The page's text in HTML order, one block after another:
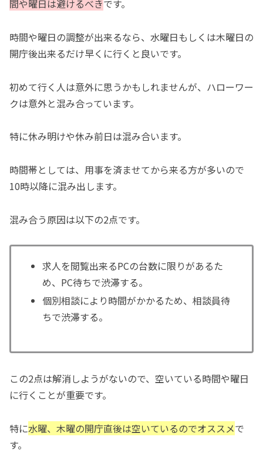
間や曜日は避けるべきです。
時間や曜日の調整が出来るなら、水曜日もしくは木曜日の
開庁後出来るだけ早くに行くと良いです。
初めて行く人は意外に思うかもしれませんが、ハローワー
クは意外と混み合っています。
特に休み明けや休み前日は混み合います。
時間帯としては、用事を済ませてから来る方が多いので
10時以降に混み出します。
混み合う原因は以下の2点です。
求人を閲覧出来るPCの台数に限りがあるた
め、PC待ちで渋滞する。
個別相談により時間がかかるため、相談員待
ちで渋滞する。
この2点は解消しようがないので、空いている時間や曜日
に行くことが重要です。
特に水曜、木曜の開庁直後は空いているのでオススメで
す。